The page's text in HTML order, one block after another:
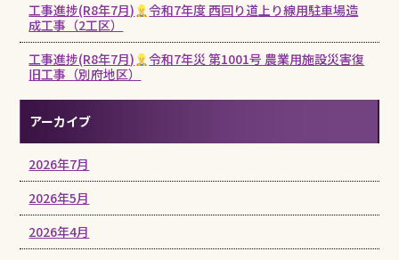
工事進捗(R8年7月)
令和7年度 西回り道上り線用駐車場造
成工事（2工区）
工事進捗(R8年7月)
令和7年災 第1001号 農業用施設災害復
旧工事（別府地区）
アーカイブ
2026年7月
2026年5月
2026年4月